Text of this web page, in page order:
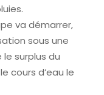
va démarrer,
sous une
surplus du
cours d’eau le